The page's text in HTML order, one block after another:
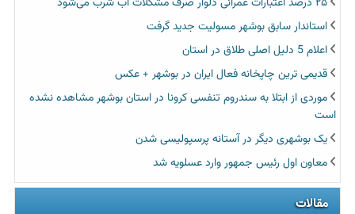
استاندار سابق بوشهر مسولیت جدید گرفت
اعلام 5 دلیل اصلی طلاق در استان
قدیمی ترین چاپخانه فعال ایران در بوشهر + عکس
موردی از ابتلا به سندروم تنفسی کرونا در استان بوشهر مشاهده نشده
است
یک بوشهری دیگر در آستانه پرسپولیسی شدن
معاون اول رئیس جمهور وارد عسلویه شد
مقالات